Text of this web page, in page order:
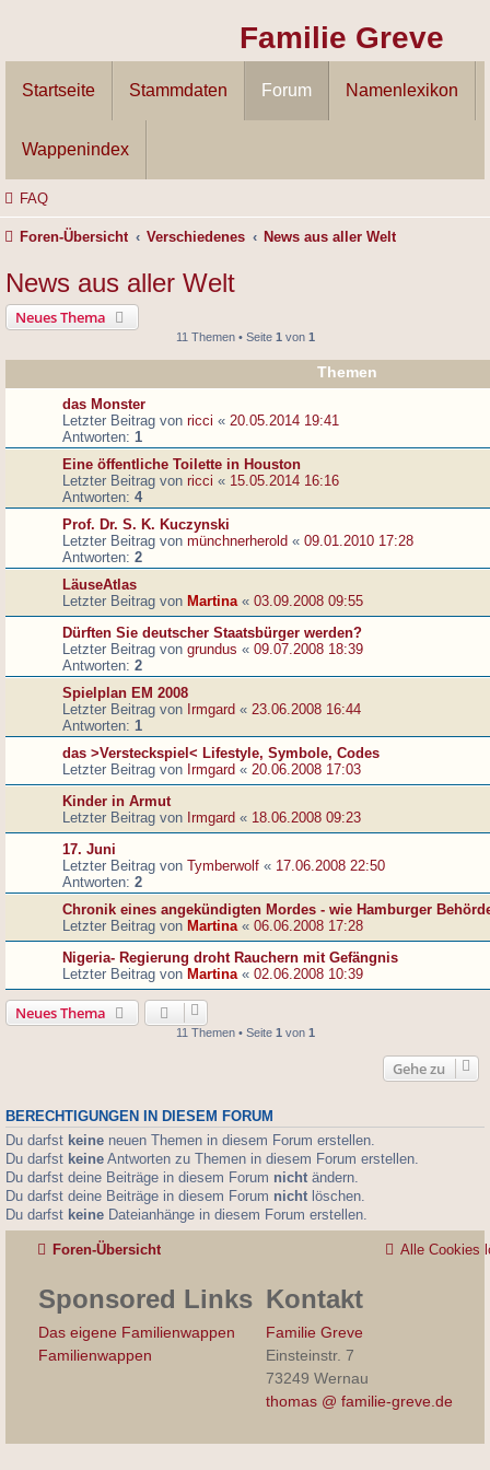
Familie Greve
Startseite Stammdaten Forum Namenlexikon
Wappenindex
FAQ
Foren-Übersicht Verschiedenes News aus aller Welt
News aus aller Welt
Neues Thema
11 Themen • Seite 1 von 1
Themen
das Monster
Letzter Beitrag von ricci « 20.05.2014 19:41
Antworten: 1
Eine öffentliche Toilette in Houston
Letzter Beitrag von ricci « 15.05.2014 16:16
Antworten: 4
Prof. Dr. S. K. Kuczynski
Letzter Beitrag von münchnerherold « 09.01.2010 17:28
Antworten: 2
LäuseAtlas
Letzter Beitrag von Martina « 03.09.2008 09:55
Dürften Sie deutscher Staatsbürger werden?
Letzter Beitrag von grundus « 09.07.2008 18:39
Antworten: 2
Spielplan EM 2008
Letzter Beitrag von Irmgard « 23.06.2008 16:44
Antworten: 1
das >Versteckspiel< Lifestyle, Symbole, Codes
Letzter Beitrag von Irmgard « 20.06.2008 17:03
Kinder in Armut
Letzter Beitrag von Irmgard « 18.06.2008 09:23
17. Juni
Letzter Beitrag von Tymberwolf « 17.06.2008 22:50
Antworten: 2
Chronik eines angekündigten Mordes - wie Hamburger
Letzter Beitrag von Martina « 06.06.2008 17:28
Nigeria- Regierung droht Rauchern mit Gefängnis
Letzter Beitrag von Martina « 02.06.2008 10:39
Neues Thema
11 Themen • Seite 1 von 1
Gehe zu
BERECHTIGUNGEN IN DIESEM FORUM
Du darfst keine neuen Themen in diesem Forum erstellen.
Du darfst keine Antworten zu Themen in diesem Forum erstellen.
Du darfst deine Beiträge in diesem Forum nicht ändern.
Du darfst deine Beiträge in diesem Forum nicht löschen.
Du darfst keine Dateianhänge in diesem Forum erstellen.
Foren-Übersicht Alle Cookies
Sponsored Links
Das eigene Familienwappen
Familienwappen
Kontakt
Familie Greve
Einsteinstr. 7
73249 Wernau
thomas @ familie-greve.de